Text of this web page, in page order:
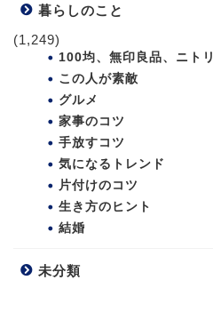
暮らしのこと
(1,249)
100均、無印良品、ニトリ
この人が素敵
グルメ
家事のコツ
手放すコツ
気になるトレンド
片付けのコツ
生き方のヒント
結婚
未分類